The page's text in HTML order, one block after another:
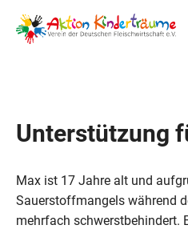
Inhalt
springen
Unterstützung
Max ist 17 Jahre alt und
Sauerstoffmangels während
mehrfach schwerstbehindert.